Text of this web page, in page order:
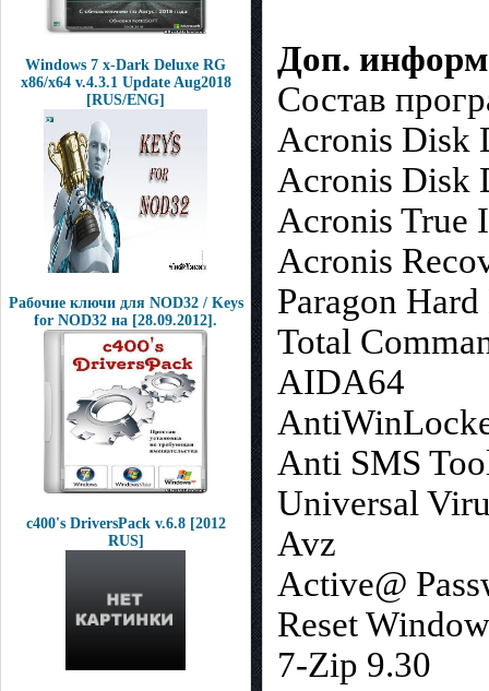
Windows 7 x-Dark Deluxe RG
x86/x64 v.4.3.1 Update Aug2018
[RUS/ENG]
Рабочие ключи для NOD32 / Keys
for NOD32 на [28.09.2012].
c400's DriversPack v.6.8 [2012
RUS]
Доп.
Состав
Acronis Disk
Acronis Disk
Acronis True
Acronis
Paragon
Total
AIDA64
Anti SMS
Universal
Avz
Active@
Reset
7-Zip 9.30